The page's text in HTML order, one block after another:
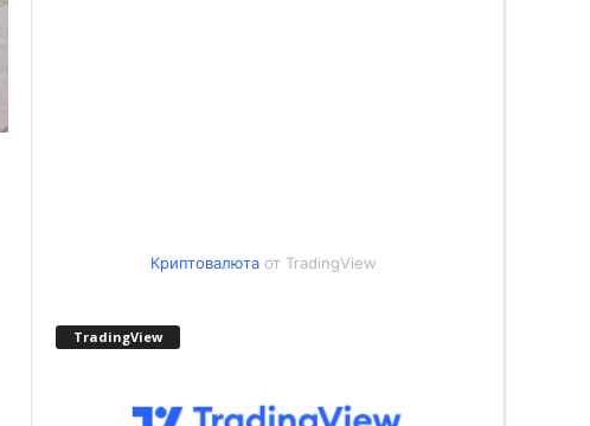
Криптовалютаот TradingView
TradingView